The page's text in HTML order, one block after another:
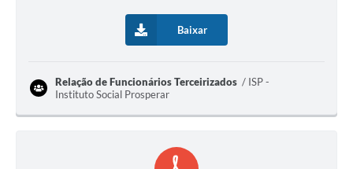
Baixar
Relação de Funcionários Terceirizados
ISP -
Instituto Social Prosperar